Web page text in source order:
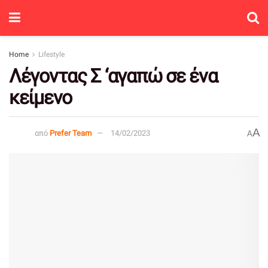
Home Lifestyle
Λέγοντας Σ ‘αγαπώ σε ένα
κείμενο
από Prefer Team 14/02/2023 AA